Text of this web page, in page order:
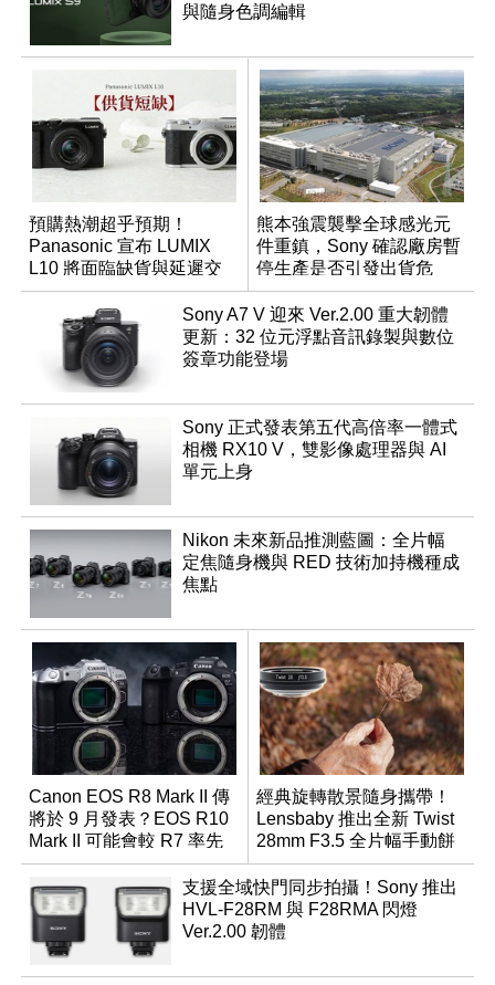
與隨身色調編輯
預購熱潮超乎預期！
Panasonic 宣布 LUMIX
L10 將面臨缺貨與延遲交
貨時間
熊本強震襲擊全球感光元
件重鎮，Sony 確認廠房暫
停生產是否引發出貨危
機？
Sony A7 V 迎來 Ver.2.00 重大韌體
更新：32 位元浮點音訊錄製與數位
簽章功能登場
Sony 正式發表第五代高倍率一體式
相機 RX10 V，雙影像處理器與 AI
單元上身
Nikon 未來新品推測藍圖：全片幅
定焦隨身機與 RED 技術加持機種成
焦點
Canon EOS R8 Mark II 傳
將於 9 月發表？EOS R10
Mark II 可能會較 R7 率先
推出
經典旋轉散景隨身攜帶！
Lensbaby 推出全新 Twist
28mm F3.5 全片幅手動餅
乾鏡
支援全域快門同步拍攝！Sony 推出
HVL-F28RM 與 F28RMA 閃燈
Ver.2.00 韌體